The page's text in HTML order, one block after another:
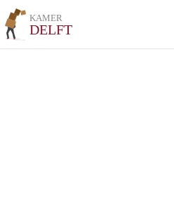
KAMER
DELFT